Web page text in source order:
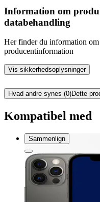
Information om
databehandling
Her finder du information
producentinformation
Vis sikkerhedsoplysninger
Hvad andre synes (0)Dette
Kompatibel med
Sammenlign